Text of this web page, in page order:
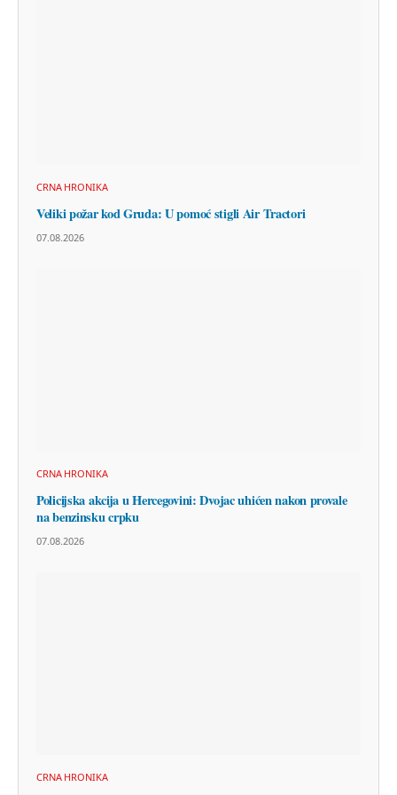
CRNA HRONIKA
Veliki požar kod Gruda: U pomoć stigli Air Tractori
07.08.2026
CRNA HRONIKA
Policijska akcija u Hercegovini: Dvojac uhićen nakon provale
na benzinsku crpku
07.08.2026
CRNA HRONIKA